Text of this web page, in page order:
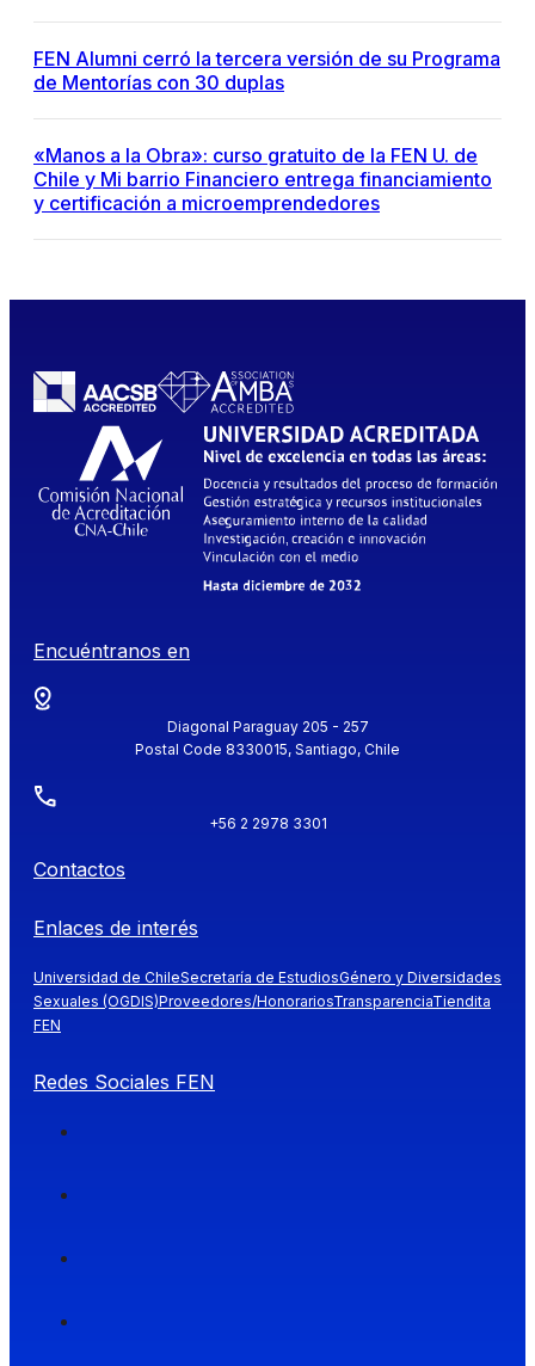
FEN Alumni cerró la tercera versión de su Programa
de Mentorías con 30 duplas
«Manos a la Obra»: curso gratuito de la FEN U. de
Chile y Mi barrio Financiero entrega financiamiento
y certificación a microemprendedores
Encuéntranos en
Diagonal Paraguay 205 - 257
Postal Code 8330015, Santiago, Chile
+56 2 2978 3301
Contactos
Enlaces de interés
Universidad de ChileSecretaría de EstudiosGénero y Diversidades
Sexuales (OGDIS)Proveedores/HonorariosTransparenciaTiendita
FEN
Redes Sociales FEN